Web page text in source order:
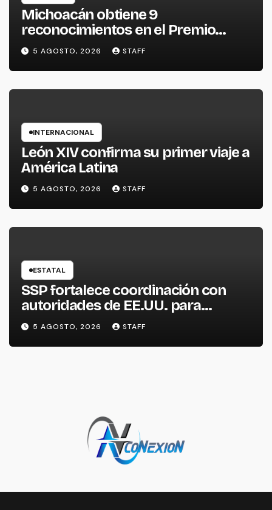
Michoacán obtiene 9
reconocimientos en el Premio
Nacional de la Cerámica
5 AGOSTO, 2026 STAFF
INTERNACIONAL
León XIV confirma su primer viaje a
América Latina
5 AGOSTO, 2026 STAFF
ESTATAL
SSP fortalece coordinación con
autoridades de EE.UU. para
reforzar seguridad en la región
aguacatera
5 AGOSTO, 2026 STAFF